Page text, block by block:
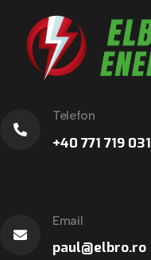
Telefon
+40 771 719 031
Email
paul@elbro.ro